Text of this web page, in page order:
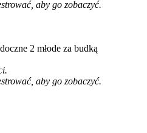
aby go zobaczyć.
2 młode za budką
aby go zobaczyć.